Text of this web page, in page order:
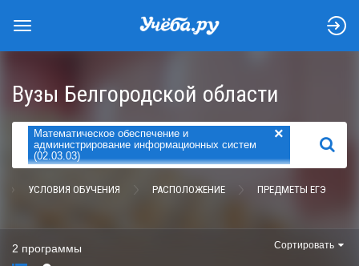
Вузы Белгородской области
Математическое обеспечение и
администрирование информационных систем
(02.03.03)
×
НАЙТИ
УСЛОВИЯ ОБУЧЕНИЯ РАСПОЛОЖЕНИЕ ПРЕДМЕТЫ ЕГЭ
2 программы Сортировать